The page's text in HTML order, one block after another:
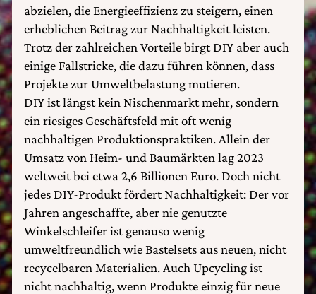
abzielen, die Energieeffizienz zu steigern, einen
erheblichen Beitrag zur Nachhaltigkeit leisten.
Trotz der zahlreichen Vorteile birgt DIY aber auch
einige Fallstricke, die dazu führen können, dass
Projekte zur Umweltbelastung mutieren.
DIY ist längst kein Nischenmarkt mehr, sondern
ein riesiges Geschäftsfeld mit oft wenig
nachhaltigen Produktionspraktiken. Allein der
Umsatz von Heim- und Baumärkten lag 2023
weltweit bei etwa 2,6 Billionen Euro. Doch nicht
jedes DIY-Produkt fördert Nachhaltigkeit: Der vor
Jahren angeschaffte, aber nie genutzte
Winkelschleifer ist genauso wenig
umweltfreundlich wie Bastelsets aus neuen, nicht
recycelbaren Materialien. Auch Upcycling ist
nicht nachhaltig, wenn Produkte einzig für neue